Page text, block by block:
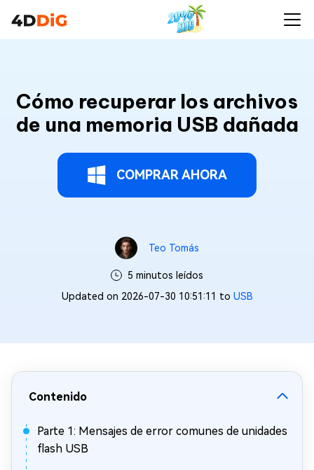
Cómo recuperar los archivos
de una memoria USB dañada
COMPRAR AHORA
Teo Tomás
5 minutos leídos
Updated on 2026-07-30 10:51:11 to USB
Contenido
Parte 1: Mensajes de error comunes de unidades
flash USB